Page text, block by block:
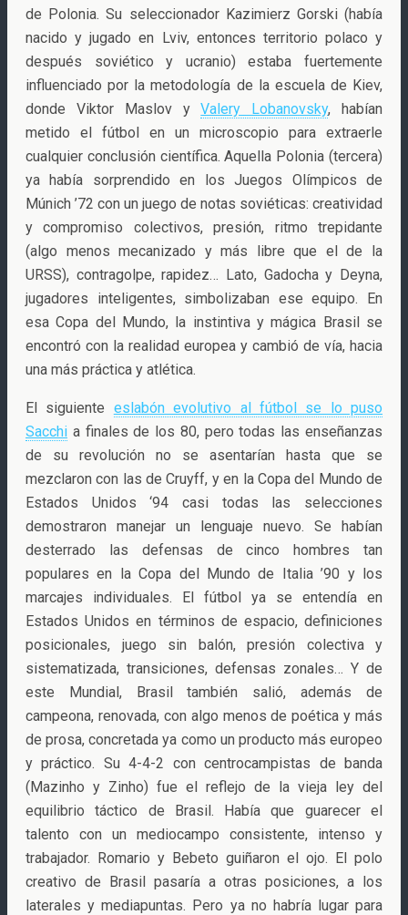
de Polonia. Su seleccionador Kazimierz Gorski (había
nacido y jugado en Lviv, entonces territorio polaco y
después soviético y ucranio) estaba fuertemente
influenciado por la metodología de la escuela de Kiev,
donde Viktor Maslov yValery Lobanovsky, habían
metido el fútbol en un microscopio para extraerle
cualquier conclusión científica. Aquella Polonia (tercera)
ya había sorprendido en los Juegos Olímpicos de
Múnich ’72 con un juego de notas soviéticas: creatividad
y compromiso colectivos, presión, ritmo trepidante
(algo menos mecanizado y más libre que el de la
URSS), contragolpe, rapidez… Lato, Gadocha y Deyna,
jugadores inteligentes, simbolizaban ese equipo. En
esa Copa del Mundo, la instintiva y mágica Brasil se
encontró con la realidad europea y cambió de vía, hacia
una más práctica y atlética.
El siguiente eslabón evolutivo al fútbol se lo puso
Sacchi a finales de los 80, pero todas las enseñanzas
de su revolución no se asentarían hasta que se
mezclaron con las de Cruyff, y en la Copa del Mundo de
Estados Unidos ‘94 casi todas las selecciones
demostraron manejar un lenguaje nuevo. Se habían
desterrado las defensas de cinco hombres tan
populares en la Copa del Mundo de Italia ’90 y los
marcajes individuales. El fútbol ya se entendía en
Estados Unidos en términos de espacio, definiciones
posicionales, juego sin balón, presión colectiva y
sistematizada, transiciones, defensas zonales… Y de
este Mundial, Brasil también salió, además de
campeona, renovada, con algo menos de poética y más
de prosa, concretada ya como un producto más europeo
y práctico. Su 4-4-2 con centrocampistas de banda
(Mazinho y Zinho) fue el reflejo de la vieja ley del
equilibrio táctico de Brasil. Había que guarecer el
talento con un mediocampo consistente, intenso y
trabajador. Romario y Bebeto guiñaron el ojo. El polo
creativo de Brasil pasaría a otras posiciones, a los
laterales y mediapuntas. Pero ya no habría lugar para